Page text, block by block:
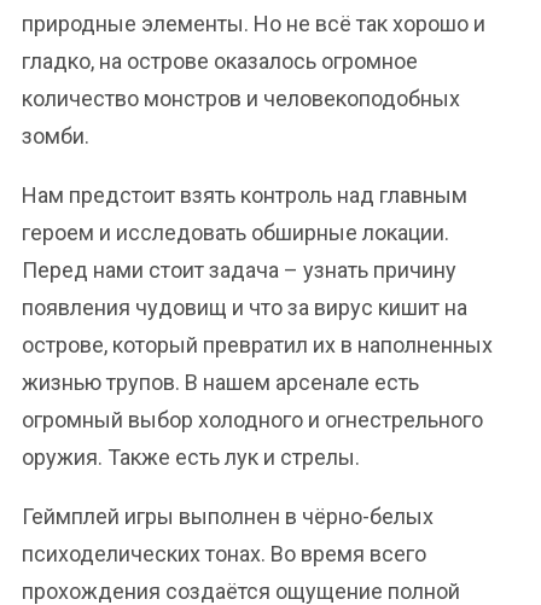
природные элементы. Но не всё так хорошо и
гладко, на острове оказалось огромное
количество монстров и человекоподобных
зомби.
Нам предстоит взять контроль над главным
героем и исследовать обширные локации.
Перед нами стоит задача – узнать причину
появления чудовищ и что за вирус кишит на
острове, который превратил их в наполненных
жизнью трупов. В нашем арсенале есть
огромный выбор холодного и огнестрельного
оружия. Также есть лук и стрелы.
Геймплей игры выполнен в чёрно-белых
психоделических тонах. Во время всего
прохождения создаётся ощущение полной